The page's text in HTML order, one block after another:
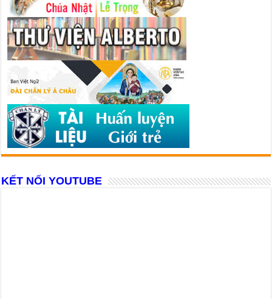
KẾT NỐI YOUTUBE